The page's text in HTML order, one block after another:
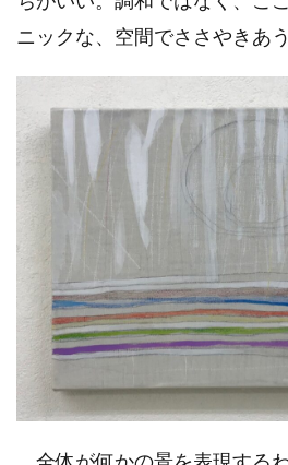
ニックな、空間でささやきあ